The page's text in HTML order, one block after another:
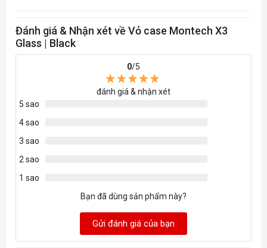
Đánh giá & Nhận xét về Vỏ case Montech X3
Glass | Black
0/5
đánh giá & nhận xét
5 sao
4 sao
3 sao
2 sao
1 sao
Bạn đã dùng sản phẩm này?
Gửi đánh giá của bạn